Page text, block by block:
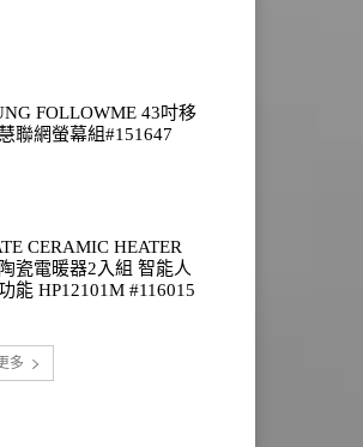
FOLLOWME 43吋移
聯網螢幕組#151647
CERAMIC HEATER
瓷電暖器2入組 智能人
能 HP12101M #116015
多